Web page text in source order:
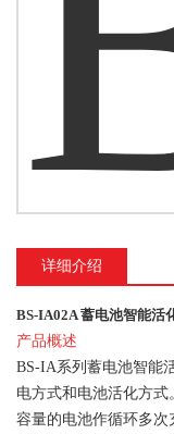
详细介绍
BS-IA02A 蓄电池智能活
产品概述
BS-IA系列蓄电池智能
电方式和电池活化方
容量的电池作循环多